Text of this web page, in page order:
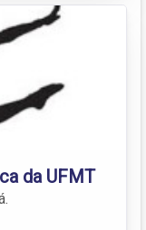
da UFMT